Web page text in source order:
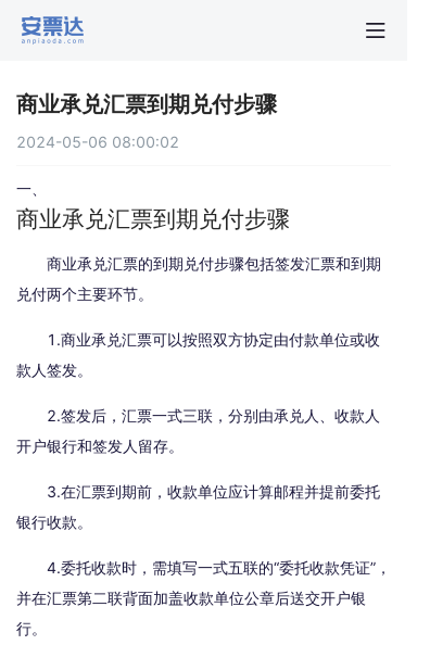
商业承兑汇票到期兑付步骤
2024-05-06 08:00:02
一、
商业承兑汇票到期兑付步骤
商业承兑汇票的到期兑付步骤包括签发汇票和到期
兑付两个主要环节。
1.商业承兑汇票可以按照双方协定由付款单位或收
款人签发。
2.签发后，汇票一式三联，分别由承兑人、收款人
开户银行和签发人留存。
3.在汇票到期前，收款单位应计算邮程并提前委托
银行收款。
4.委托收款时，需填写一式五联的“委托收款凭证”，
并在汇票第二联背面加盖收款单位公章后送交开户银
行。